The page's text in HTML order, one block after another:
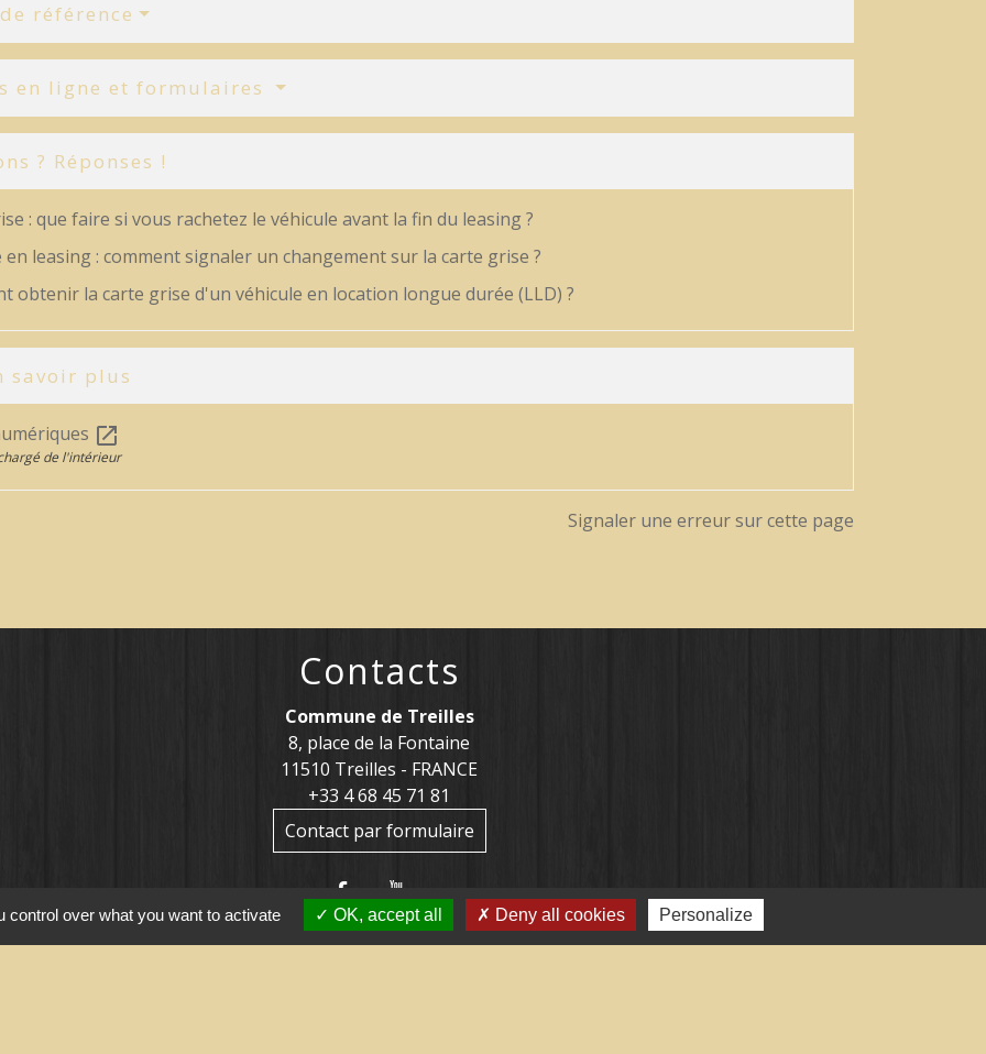
référence
en ligne et formulaires
? Réponses !
: que faire si vous rachetez le véhicule avant la fin du leasing ?
en leasing : comment signaler un changement sur la carte grise ?
obtenir la carte grise d'un véhicule en location longue durée (LLD) ?
savoir plus
open_in_new
de l'intérieur
Signaler une erreur sur cette page
Contacts
Commune de Treilles
8, place de la Fontaine
11510 Treilles - FRANCE
+33 4 68 45 71 81
Contact par formulaire
over what you want to activate OK, accept all Deny all cookies Personalize